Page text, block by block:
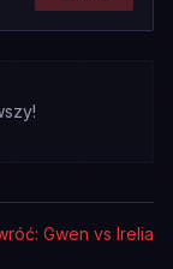
Gwen vs Irelia